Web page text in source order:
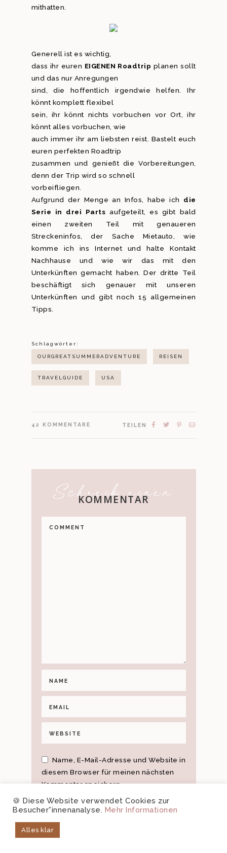
mithatten.
Generell ist es wichtig,
dass ihr euren EIGENEN Roadtrip planen sollt
und das nur Anregungen
sind, die hoffentlich irgendwie helfen. Ihr
könnt komplett flexibel
sein, ihr könnt nichts vorbuchen vor Ort, ihr
könnt alles vorbuchen, wie
auch immer ihr am liebsten reist. Bastelt euch
euren perfekten Roadtrip
zusammen und genießt die Vorbereitungen,
denn der Trip wird so schnell
vorbeifliegen.
Aufgrund der Menge an Infos, habe ich die
Serie in drei Parts aufgeteilt, es gibt bald
einen zweiten Teil mit genaueren
Streckeninfos, der Sache Mietauto, wie
komme ich ins Internet und halte Kontakt
Nachhause und wie wir das mit den
Unterkünften gemacht haben. Der dritte Teil
beschäftigt sich genauer mit unseren
Unterkünften und gibt noch 15 allgemeinen
Tipps.
Schlagwörter:
OURGREATSUMMERADVENTURE REISEN
TRAVELGUIDE USA
42 KOMMENTARE TEILEN
Schreib einen
KOMMENTAR
Name, E-Mail-Adresse und Website in
diesem Browser für meinen nächsten
Kommentar speichern.
Mit der Nutzung dieses Formulars
erklärst du dich mit der Speicherung und
Verarbeitung deiner Daten durch diese
🍪 Diese Website verwendet Cookies zur
Besucher*innenanalyse. Mehr Informationen
Alles klar